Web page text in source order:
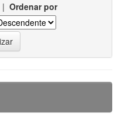
| Ordenar por